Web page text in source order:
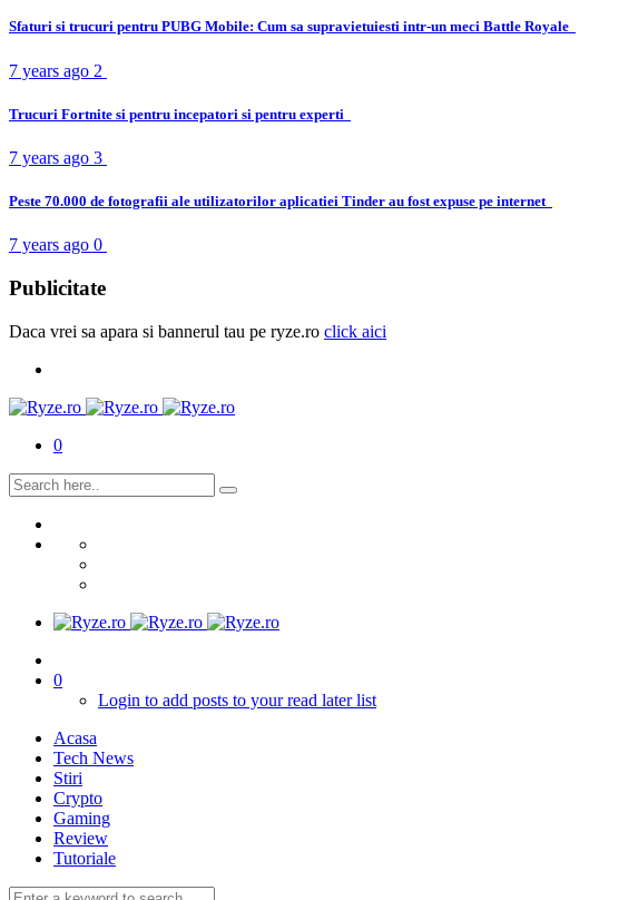
Sfaturi si trucuri pentru PUBG Mobile: Cum sa supravietuiesti intr-un meci Battle Royale
7 years ago 2
Trucuri Fortnite si pentru incepatori si pentru experti
7 years ago 3
Peste 70.000 de fotografii ale utilizatorilor aplicatiei Tinder au fost expuse pe internet
7 years ago 0
Publicitate
Daca vrei sa apara si bannerul tau pe ryze.ro click aici
0
0
Login to add posts to your read later list
Acasa
Tech News
Stiri
Crypto
Gaming
Review
Tutoriale